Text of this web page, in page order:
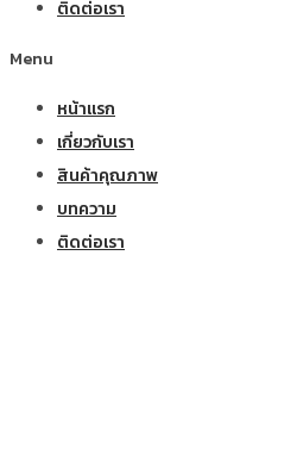
ติดต่อเรา
Menu
หน้าแรก
เกี่ยวกับเรา
สินค้าคุณภาพ
บทความ
ติดต่อเรา